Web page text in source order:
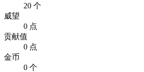
20 个
威望
0 点
贡献值
0 点
金币
0 个